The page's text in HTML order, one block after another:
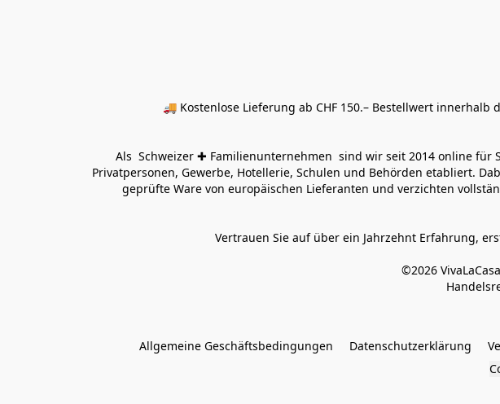
🚚 Kostenlose Lieferung ab CHF 150.– Bestellwert innerhalb
Als  Schweizer ✚ Familienunternehmen  sind wir seit 2014 online
Privatpersonen, Gewerbe, Hotellerie, Schulen und Behörden etabliert.
geprüfte Ware von europäischen Lieferanten und verzichten
Vertrauen Sie auf über ein Jahrzehnt Erfahrung,
©2026
Allgemeine Geschäftsbedingungen Datenschutzerklärung